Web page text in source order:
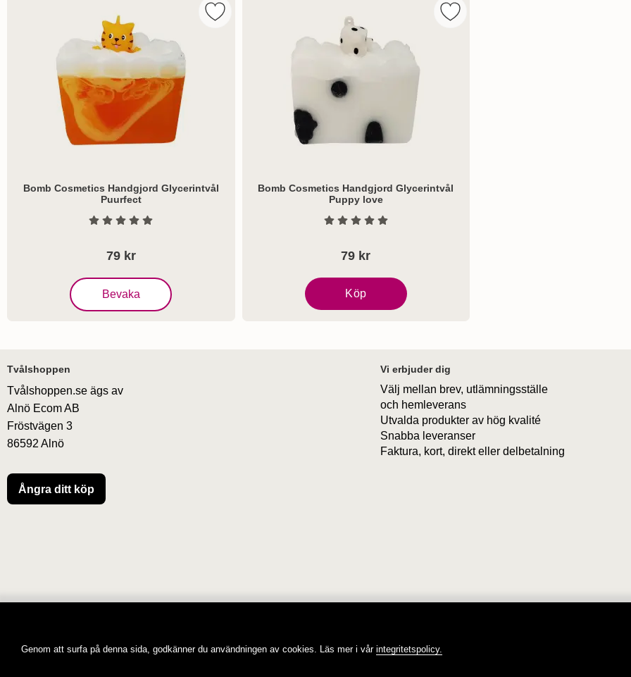
Genom att surfa på denna sida, godkänner du användningen av cookies. Läs mer i vår integritetspolicy.
Bomb Cosmetics Handgjord Glycerintvål
Puurfect
Betyg: 0 Stjärnor av 5
79 kr
Bevaka
, Bomb Cosmetics Handgjord Glycerintvål Puurfect
Markera bomb Cosmetics Handgjord Glycerintvål Puurfect som favorit
Bomb Cosmetics Handgjord Glycerintvål
Puppy love
Betyg: 0 Stjärnor av 5
79 kr
Köp
Bomb Cosmetics Handgjord Glycerintvål Puppy love
Markera bomb Cosmetics
Sidfot Blandad info och länkar
Tvålshoppen
Tvålshoppen.se ägs av
Alnö Ecom AB
Fröstvägen 3
86592 Alnö
Ångra ditt köp
Vi erbjuder dig
Välj mellan brev, utlämningsställe
och hemleverans
Utvalda produkter av hög kvalité
Snabba leveranser
Faktura, kort, direkt eller delbetalning
Tvålshoppen, tvål på nätet!